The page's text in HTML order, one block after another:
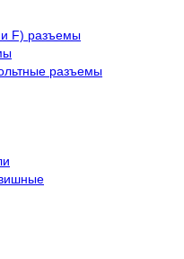
F) разъемы
разъемы